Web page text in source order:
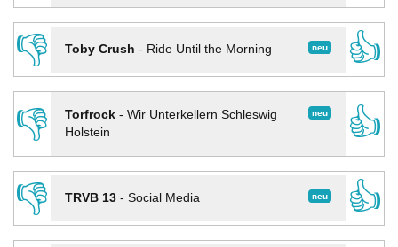
👎
neu
Toby Crush - Ride Until the Morning
👍
👎
neu
Torfrock- Wir Unterkellern Schleswig
Holstein
👍
👎
neu
TRVB 13- Social Media
👍